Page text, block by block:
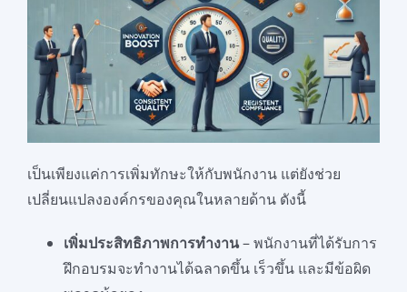
เป็นเพียงแค่การเพิ่มทักษะให้กับพนักงาน แต่ยังช่วย
เปลี่ยนแปลงองค์กรของคุณในหลายด้าน ดังนี้
เพิ่มประสิทธิภาพการทำงาน– พนักงานที่ได้รับการ
ฝึกอบรมจะทำงานได้ฉลาดขึ้น เร็วขึ้น และมีข้อผิด